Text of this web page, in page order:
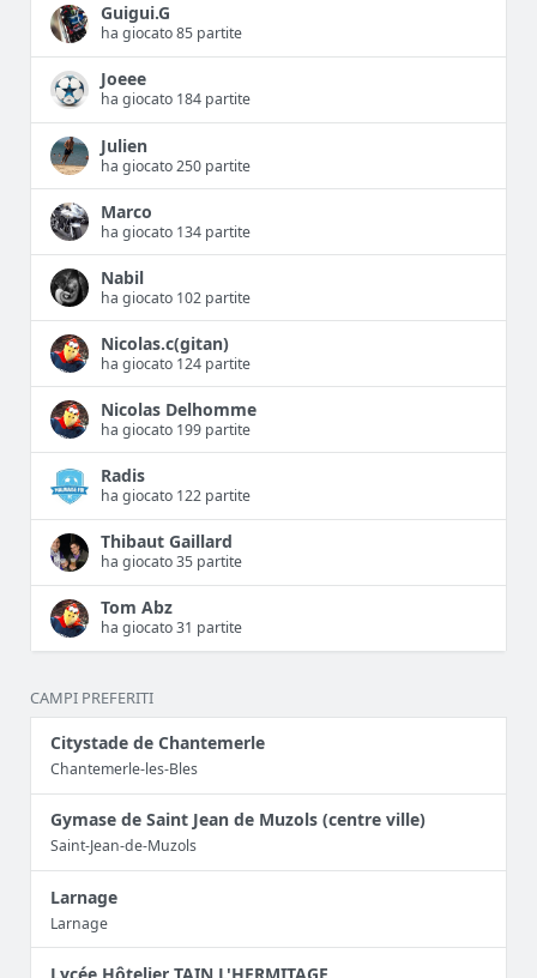
Guigui.G
ha giocato 85 partite
Joeee
ha giocato 184 partite
Julien
ha giocato 250 partite
Marco
ha giocato 134 partite
Nabil
ha giocato 102 partite
Nicolas.c(gitan)
ha giocato 124 partite
Nicolas Delhomme
ha giocato 199 partite
Radis
ha giocato 122 partite
Thibaut Gaillard
ha giocato 35 partite
Tom Abz
ha giocato 31 partite
CAMPI PREFERITI
Citystade de Chantemerle
Chantemerle-les-Bles
Gymase de Saint Jean de Muzols (centre ville)
Saint-Jean-de-Muzols
Larnage
Larnage
Lycée Hôtelier TAIN L'HERMITAGE